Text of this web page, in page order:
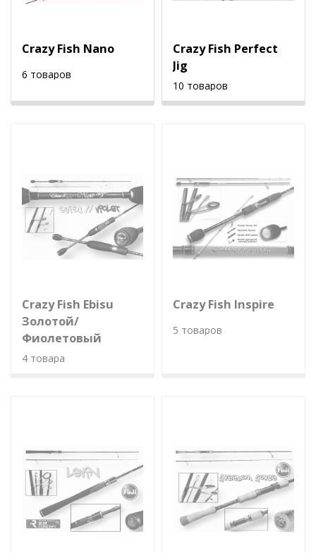
Crazy Fish Nano
6 товаров
Crazy Fish Perfect
Jig
10 товаров
Crazy Fish Ebisu
Золотой/
Фиолетовый
4 товара
Crazy Fish Inspire
5 товаров